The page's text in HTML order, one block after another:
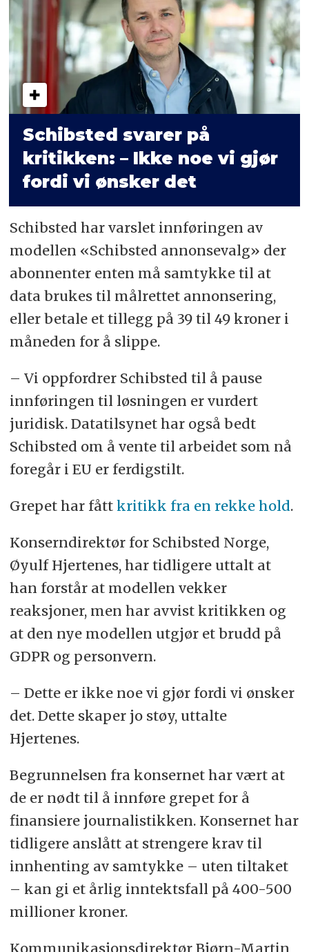
Schibsted svarer på
kritikken: – Ikke noe vi gjør
fordi vi ønsker det
Schibsted har varslet innføringen av
modellen «Schibsted annonsevalg» der
abonnenter enten må samtykke til at
data brukes til målrettet annonsering,
eller betale et tillegg på 39 til 49 kroner i
måneden for å slippe.
– Vi oppfordrer Schibsted til å pause
innføringen til løsningen er vurdert
juridisk. Datatilsynet har også bedt
Schibsted om å vente til arbeidet som nå
foregår i EU er ferdigstilt.
Grepet har fått kritikk fra en rekke hold.
Konserndirektør for Schibsted Norge,
Øyulf Hjertenes, har tidligere uttalt at
han forstår at modellen vekker
reaksjoner, men har avvist kritikken og
at den nye modellen utgjør et brudd på
GDPR og personvern.
– Dette er ikke noe vi gjør fordi vi ønsker
det. Dette skaper jo støy, uttalte
Hjertenes.
Begrunnelsen fra konsernet har vært at
de er nødt til å innføre grepet for å
finansiere journalistikken. Konsernet har
tidligere anslått at strengere krav til
innhenting av samtykke – uten tiltaket
– kan gi et årlig inntektsfall på 400-500
millioner kroner.
Kommunikasjonsdirektør Bjørn-Martin